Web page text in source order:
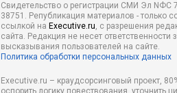
Свидетельство о регистрации СМИ Эл NФС
38751. Републикация материалов - только
ссылкой на Executive.ru, с разрешения
сайта. Редакция не несет ответственности
высказывания пользователей на сайте.
Политика обработки персональных данных
Executive.ru – краудсорсинговый проект,
оспорить логику повествования,